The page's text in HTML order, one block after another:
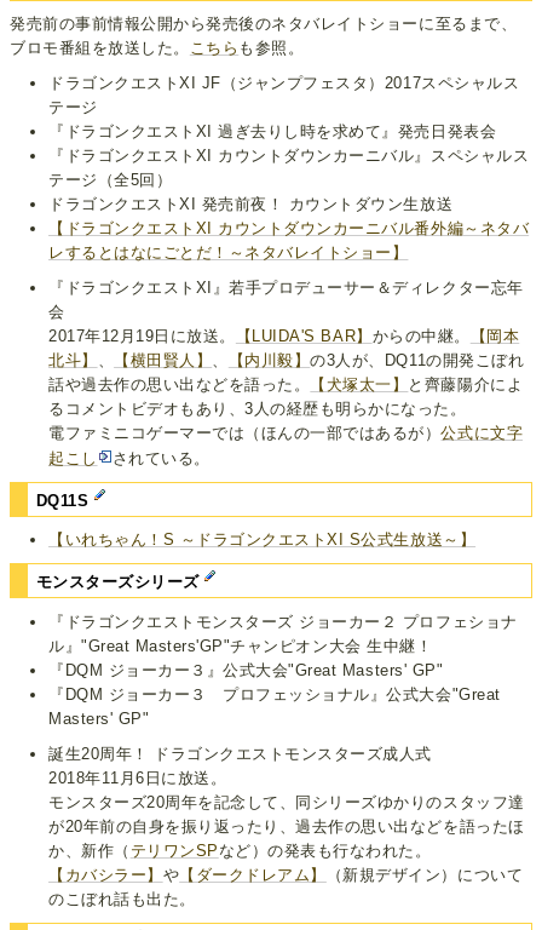
発売前の事前情報公開から発売後のネタバレイトショーに至るまで、
ブロモ番組を放送した。
こちら も参照。
ドラゴンクエストXI JF（ジャンプフェスタ）2017スペシャルス
テージ
『ドラゴンクエストXI 過ぎ去りし時を求めて』発売日発表会
『ドラゴンクエストXI カウントダウンカーニバル』スペシャルス
テージ（全5回）
ドラゴンクエストXI 発売前夜！ カウントダウン生放送
【ドラゴンクエストXI カウントダウンカーニバル番外編～ネタバ
レするとはなにごとだ！～ネタバレイトショー】
『ドラゴンクエストXI』若手プロデューサー＆ディレクター忘年
会
2017年12月19日に放送。
【LUIDA'S BAR】 からの中継。
【岡本
北斗】
【横田賢人】 【内川毅】の3人が、DQ11の開発こぼれ
話や過去作の思い出などを語った。
【犬塚太一】
と齊藤陽介によ
るコメントビデオもあり、3人の経歴も明らかになった。
電ファミニコゲーマーでは（ほんの一部ではあるが）公式に文字
起こし
されている。
DQ11S
【いれちゃん！S ～ドラゴンクエストXI S公式生放送～】
モンスターズシリーズ
『ドラゴンクエストモンスターズ ジョーカー２ プロフェショナ
ル』"Great Masters'GP"チャンピオン大会 生中継！
『DQM ジョーカー３』公式大会"Great Masters' GP"
『DQM ジョーカー３ プロフェッショナル』公式大会"Great
Masters' GP"
誕生20周年！ ドラゴンクエストモンスターズ成人式
2018年11月6日に放送。
モンスターズ20周年を記念して、同シリーズゆかりのスタッフ達
が20年前の自身を振り返ったり、過去作の思い出などを語ったほ
か、新作（ テリワンSP など）の発表も行なわれた。
【カバシラー】 や 【ダークドレアム】
（新規デザイン）について
のこぼれ話も出た。